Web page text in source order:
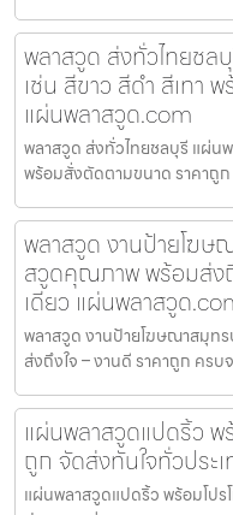
พลาสวูด ส่งทั่วไทยช
เช่น สีขาว สีดำ สีเทา
แผ่นพลาสวูด.com
พลาสวูด ส่งทั่วไทยชลบุรี แผ่น
พร้อมสั่งตัดตามขนาด ราคาถู
พลาสวูด งานป้ายโฆษ
สวูดคุณภาพ พร้อมส่ง
เดียว แผ่นพลาสวูด
พลาสวูด งานป้ายโฆษณาสมุท
ส่งถึงใจ – งานดี ราคาถูก ค
แผ่นพลาสวูดแปดริ้ว พ
ถูก จัดส่งทันใจทั่วประ
แผ่นพลาสวูดแปดริ้ว พร้อมโป